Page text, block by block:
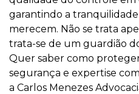
garantindo a
merecem. Não se trata
trata-se de um guardião
Quer saber como
segurança e expertise
a Carlos Menezes